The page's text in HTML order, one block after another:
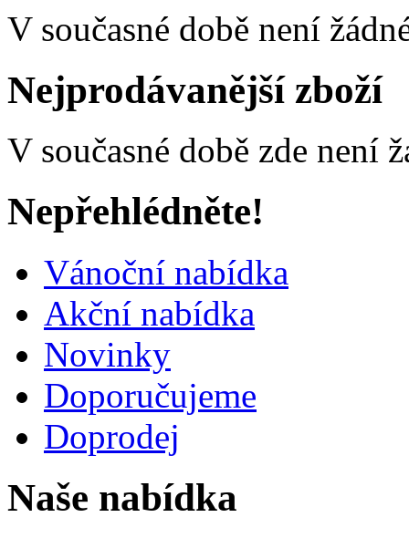
V současné době není
Nejprodávanější zboží
V současné době zde není
Nepřehlédněte!
Vánoční nabídka
Akční nabídka
Novinky
Doporučujeme
Doprodej
Naše nabídka